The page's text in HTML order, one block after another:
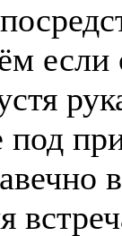
если
под